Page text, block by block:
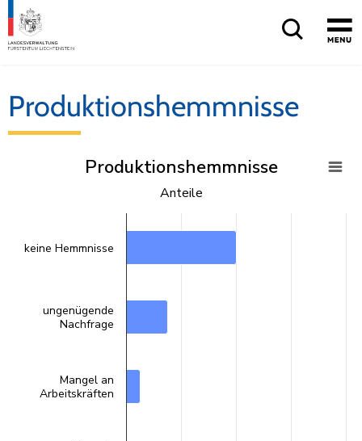
Produktionshemmnisse
Produktionshemmnisse
Säulendiagramm mit 6 bars.
Ansicht als Datentabelle.
Das Diagramm hat eine X-Achse, die categories anzeigt.
Das Diagramm hat eine Y-Achse, die values anzeigt.
Produktionshemmnisse
Anteile
keine Hemmnisse
ungenügende
Nachfrage
Mangel an
Arbeitskräften